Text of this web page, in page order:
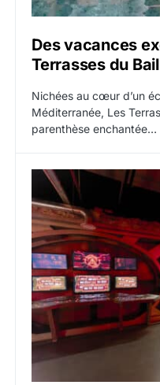
Des vacances
Terrasses du
Nichées au cœur d’un
Méditerranée, Les
parenthèse enchantée…